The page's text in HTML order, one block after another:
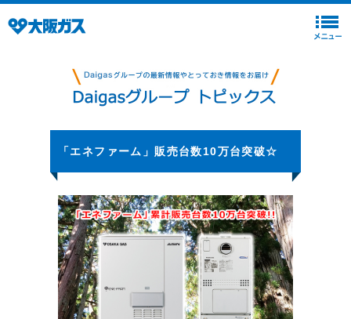
「エネファーム」販売台数10万台突破☆